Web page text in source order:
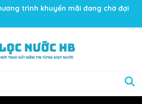
trình khuyến mãi đang chờ đợi